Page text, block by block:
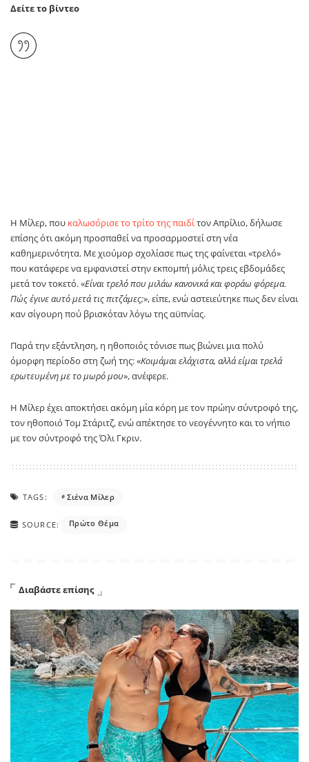
Δείτε το βίντεο
Η Μίλερ, που καλωσόρισε το τρίτο της παιδίτον Απρίλιο, δήλωσε
επίσης ότι ακόμη προσπαθεί να προσαρμοστεί στη νέα
καθημερινότητα. Με χιούμορ σχολίασε πως της φαίνεται «τρελό»
που κατάφερε να εμφανιστεί στην εκπομπή μόλις τρεις εβδομάδες
μετά τον τοκετό. «Είναι τρελό που μιλάω κανονικά και φοράω φόρεμα.
Πώς έγινε αυτό μετά τις πιτζάμες;», είπε, ενώ αστειεύτηκε πως δεν είναι
καν σίγουρη πού βρισκόταν λόγω της αϋπνίας.
Παρά την εξάντληση, η ηθοποιός τόνισε πως βιώνει μια πολύ
όμορφη περίοδο στη ζωή της: «Κοιμάμαι ελάχιστα, αλλά είμαι τρελά
ερωτευμένη με το μωρό μου», ανέφερε.
Η Μίλερ έχει αποκτήσει ακόμη μία κόρη με τον πρώην σύντροφό της,
τον ηθοποιό Τομ Στάριτζ, ενώ απέκτησε το νεογέννητο και το νήπιο
με τον σύντροφό της Όλι Γκριν.
TAGS: Σιένα Μίλερ
SOURCE: Πρώτο Θέμα
Διαβάστε επίσης